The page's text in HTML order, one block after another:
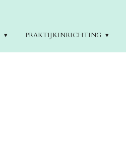
PRAKTIJKINRICHTING